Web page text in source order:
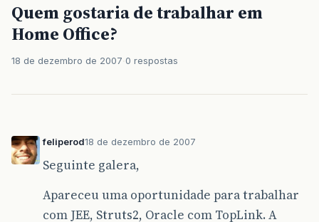
Quem gostaria de trabalhar em
Home Office?
18 de dezembro de 2007 0 respostas
feliperod18 de dezembro de 2007
Seguinte galera,
Apareceu uma oportunidade para trabalhar
com JEE, Struts2, Oracle com TopLink. A